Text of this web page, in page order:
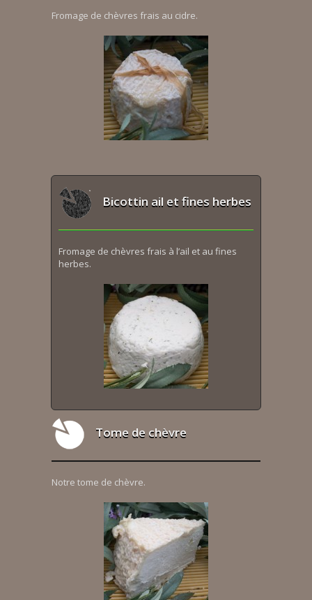
Fromage de chèvres frais au cidre.
Bicottin ail et fines herbes
Fromage de chèvres frais à l’ail et au fines
herbes.
Tome de chèvre
Notre tome de chèvre.